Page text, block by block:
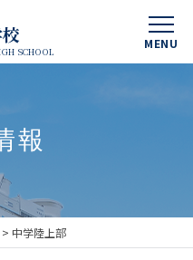
MENU
SCHOOL
報
> 中学陸上部